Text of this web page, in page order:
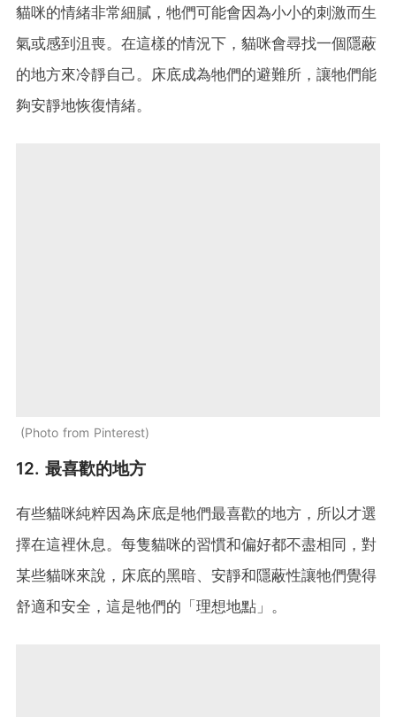
貓咪的情緒非常細膩，牠們可能會因為小小的刺激而生
氣或感到沮喪。在這樣的情況下，貓咪會尋找一個隱蔽
的地方來冷靜自己。床底成為牠們的避難所，讓牠們能
夠安靜地恢復情緒。
Photo from Pinterest
12. 最喜歡的地方
有些貓咪純粹因為床底是牠們最喜歡的地方，所以才選
擇在這裡休息。每隻貓咪的習慣和偏好都不盡相同，對
某些貓咪來說，床底的黑暗、安靜和隱蔽性讓牠們覺得
舒適和安全，這是牠們的「理想地點」。